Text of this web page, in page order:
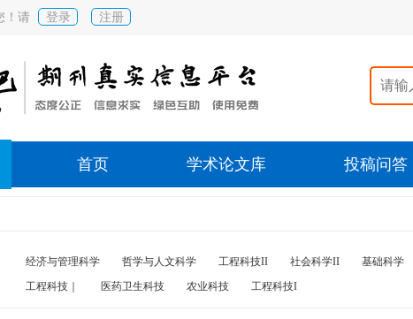
！请 登录 注册
首页 学术论文库 投稿问答
经济与管理科学 哲学与人文科学 工程科技II 社会科学II 基础科学
工程科技｜
医药卫生科技 农业科技 工程科技I